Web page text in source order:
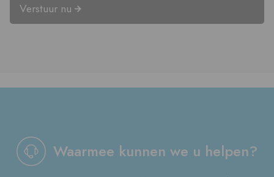
Verstuur nu
Waarmee kunnen we u helpen?